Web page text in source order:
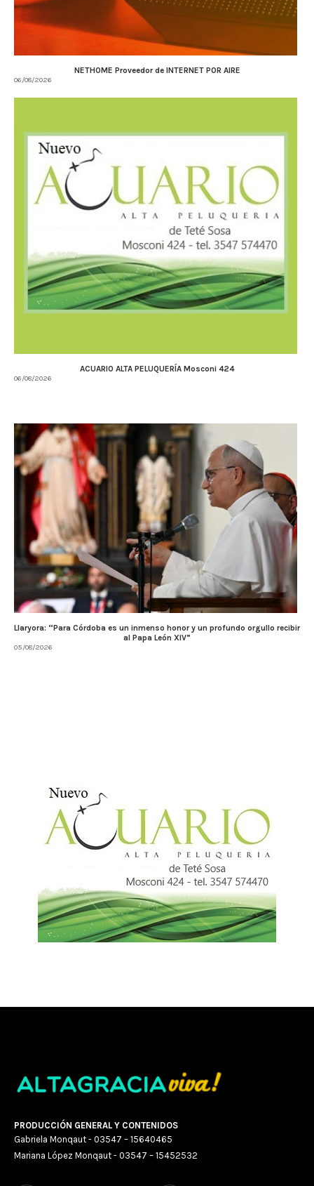
NETHOME Proveedor de INTERNET POR AIRE
06/08/2026
ACUARIO ALTA PELUQUERÍA Mosconi 424
06/08/2026
Llaryora: “Para Córdoba es un inmenso honor y un profundo orgullo recibir
al Papa León XIV”
05/08/2026
PRODUCCIÓN GENERAL Y CONTENIDOS
Gabriela Monqaut - 03547 – 15640465
Mariana López Monqaut - 03547 – 15452532